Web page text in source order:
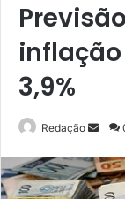
inflação
3,9%
Redação
e-
mail